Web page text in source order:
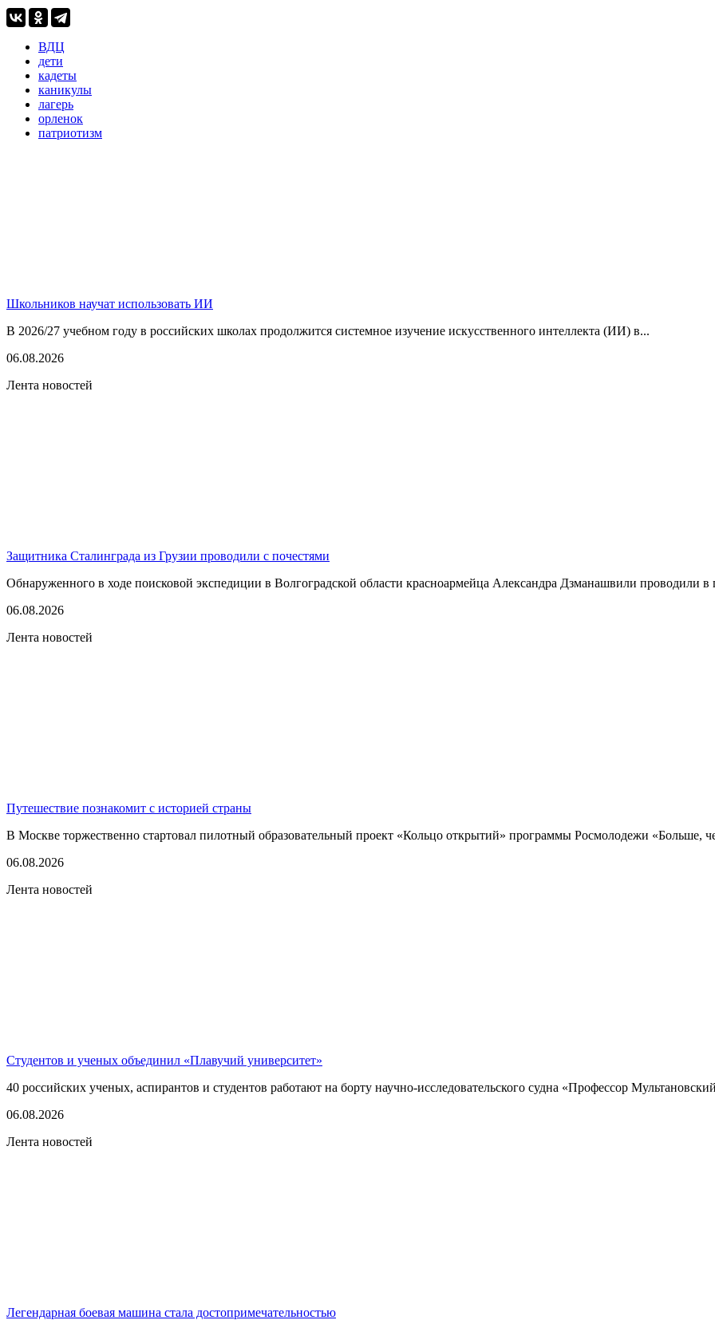
ВДЦ
дети
кадеты
каникулы
лагерь
орленок
патриотизм
Школьников научат использовать ИИ
В 2026/27 учебном году в российских школах продолжится системное изучение искусственного интеллекта (ИИ) в...
06.08.2026
Лента новостей
Защитника Сталинграда из Грузии проводили с почестями
Обнаруженного в ходе поисковой экспедиции в Волгоградской области красноармейца Александра Дзманашвили проводили в
06.08.2026
Лента новостей
Путешествие познакомит с историей страны
В Москве торжественно стартовал пилотный образовательный проект «Кольцо открытий» программы Росмолодежи «Больше,
06.08.2026
Лента новостей
Студентов и ученых объединил «Плавучий университет»
40 российских ученых, аспирантов и студентов работают на борту научно-исследовательского судна «Профессор
06.08.2026
Лента новостей
Легендарная боевая машина стала достопримечательностью